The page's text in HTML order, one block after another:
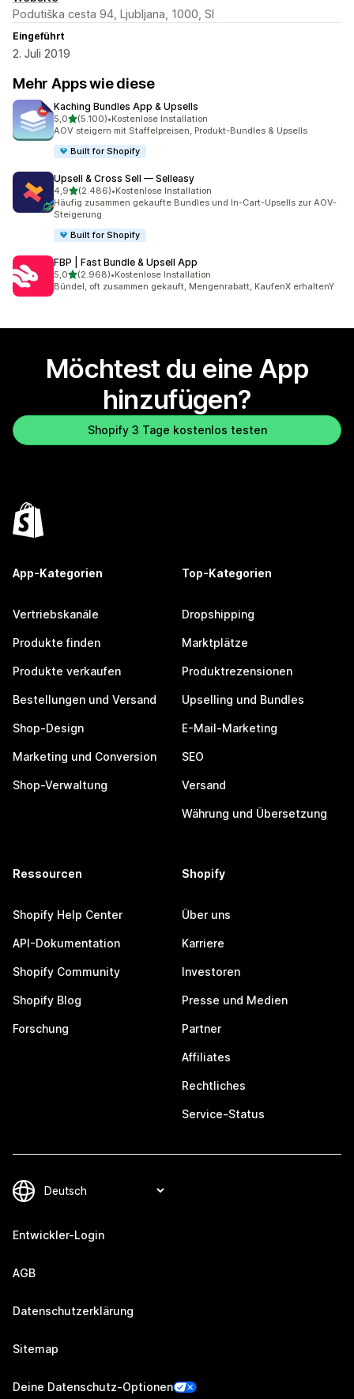
Podutiška cesta 94, Ljubljana, 1000, SI
Eingeführt
2. Juli 2019
Mehr Apps wie diese
Kaching Bundles App & Upsells
5,0von 5 Sternen
(5.100)
5100 Rezensionen insgesamt
•Kostenlose Installation
AOV steigern mit Staffelpreisen, Produkt-Bundles & Upsells
Built for Shopify
Upsell & Cross Sell — Selleasy
4,9von 5 Sternen
(2.486)
2486 Rezensionen insgesamt
•Kostenlose Installation
Häufig zusammen gekaufte Bundles und In-Cart-Upsells zur AOV-
Steigerung
Built for Shopify
FBP | Fast Bundle & Upsell App
5,0von 5 Sternen
(2.968)
2968 Rezensionen insgesamt
•Kostenlose Installation
Bündel, oft zusammen gekauft, Mengenrabatt, KaufenX erhaltenY
Möchtest du eine App
hinzufügen?
Shopify 3 Tage kostenlos testen
App-Kategorien
Vertriebskanäle
Produkte finden
Produkte verkaufen
Bestellungen und Versand
Shop-Design
Marketing und Conversion
Shop-Verwaltung
Top-Kategorien
Dropshipping
Marktplätze
Produktrezensionen
Upselling und Bundles
E-Mail-Marketing
SEO
Versand
Währung und Übersetzung
Ressourcen
Shopify Help Center
API-Dokumentation
Shopify Community
Shopify Blog
Forschung
Shopify
Über uns
Karriere
Investoren
Presse und Medien
Partner
Affiliates
Rechtliches
Service-Status
Entwickler-Login
AGB
Datenschutzerklärung
Sitemap
Deine Datenschutz-Optionen